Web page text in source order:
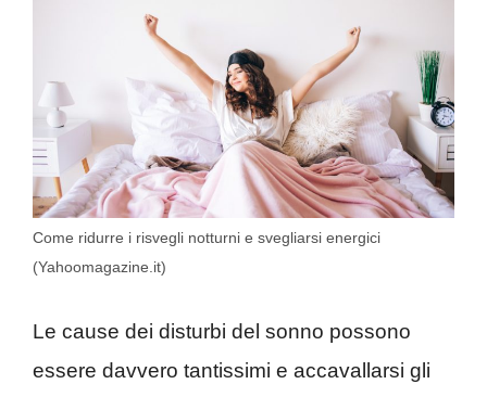
Come ridurre i risvegli notturni e svegliarsi energici
(Yahoomagazine.it)
Le cause dei disturbi del sonno possono
essere davvero tantissimi e accavallarsi gli